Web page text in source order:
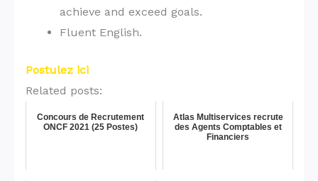
achieve and exceed goals.
Fluent English.
Postulez ici
Related posts:
Concours de Recrutement
ONCF 2021 (25 Postes)
Atlas Multiservices recrute
des Agents Comptables et
Financiers